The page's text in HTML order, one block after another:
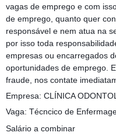
vagas de emprego e com
de emprego, quanto quer
responsável e nem atua na
por isso toda
empresas ou encarregados
oportunidades de emprego.
fraude, nos contate
Empresa: CLÍNICA
Vaga: Técncico de
Salário a combinar